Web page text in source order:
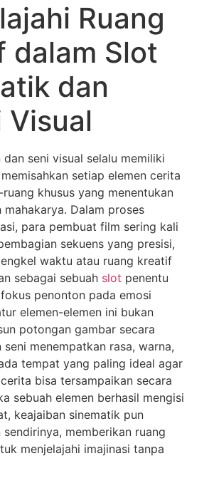
Ruang
dalam Slot
dan
Visual
seni visual selalu memiliki
setiap elemen cerita
khusus yang menentukan
mahakarya. Dalam proses
para pembuat film sering kali
sekuens yang presisi,
waktu atau ruang kreatif
sebagai sebuah slot penentu
penonton pada emosi
elemen-elemen ini bukan
potongan gambar secara
seni menempatkan rasa, warna,
tempat yang paling ideal agar
bisa tersampaikan secara
sebuah elemen berhasil mengisi
keajaiban sinematik pun
memberikan ruang
menjelajahi imajinasi tanpa